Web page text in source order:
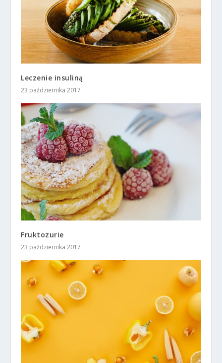
Leczenie insuliną
23 października 2017
Fruktozurie
23 października 2017